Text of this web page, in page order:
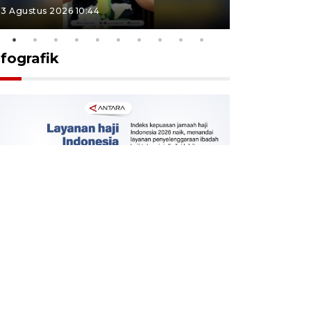
3 Agustus 2026 10:44